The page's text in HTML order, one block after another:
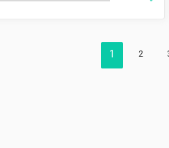
1 2